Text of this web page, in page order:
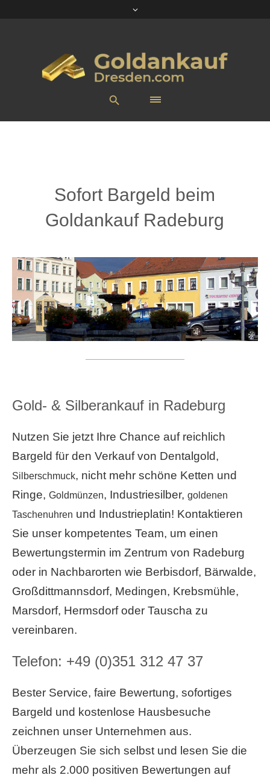
Sofort Bargeld beim
Goldankauf Radeburg
Gold- & Silberankauf in Radeburg
Nutzen Sie jetzt Ihre Chance auf reichlich
Bargeld für den Verkauf von Dentalgold,
Silberschmuck, nicht mehr schöne Ketten und
Ringe, Goldmünzen, Industriesilber, goldenen
Taschenuhren und Industrieplatin! Kontaktieren
Sie unser kompetentes Team, um einen
Bewertungstermin im Zentrum von Radeburg
oder in Nachbarorten wie Berbisdorf, Bärwalde,
Großdittmannsdorf, Medingen, Krebsmühle,
Marsdorf, Hermsdorf oder Tauscha zu
vereinbaren.
Telefon: +49 (0)351 312 47 37
Bester Service, faire Bewertung, sofortiges
Bargeld und kostenlose Hausbesuche
zeichnen unser Unternehmen aus.
Überzeugen Sie sich selbst und lesen Sie die
mehr als 2.000 positiven Bewertungen auf